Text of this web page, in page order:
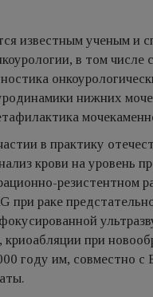
известным ученым и
в том
нижних
в практику
крови на уровень
резистентном
при раке
при
году им, совместно